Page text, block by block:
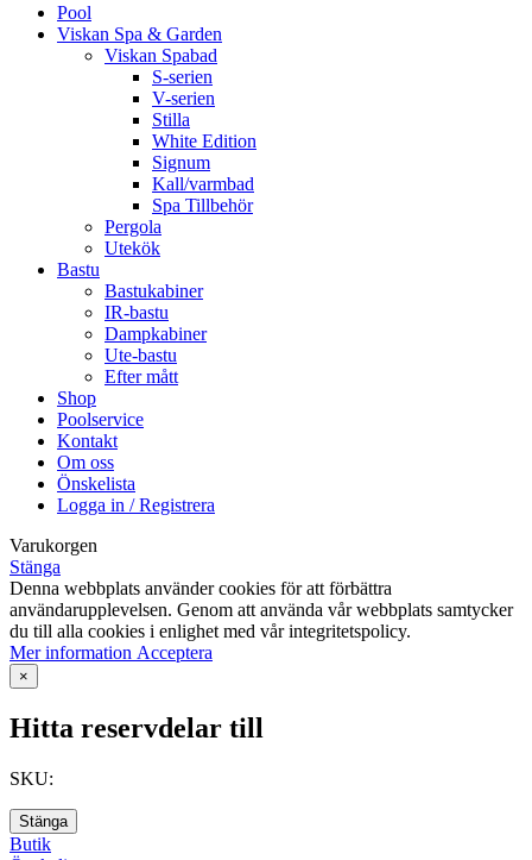
Pool
Viskan Spa & Garden
Viskan Spabad
S-serien
V-serien
Stilla
White Edition
Signum
Kall/varmbad
Spa Tillbehör
Pergola
Utekök
Bastu
Bastukabiner
IR-bastu
Dampkabiner
Ute-bastu
Efter mått
Shop
Poolservice
Kontakt
Om oss
Önskelista
Logga in / Registrera
Varukorgen
Stänga
Denna webbplats använder cookies för att förbättra
användarupplevelsen. Genom att använda vår webbplats samtycker
du till alla cookies i enlighet med vår integritetspolicy.
Mer information Mer
Acceptera
×
Hitta reservdelar till
SKU:
Stänga
Butik